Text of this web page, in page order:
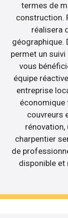
termes de
construction.
réalisera
géographique.
permet un
vous
équipe
entreprise
économique
couvreurs
rénovation,
charpentier
de
disponible et